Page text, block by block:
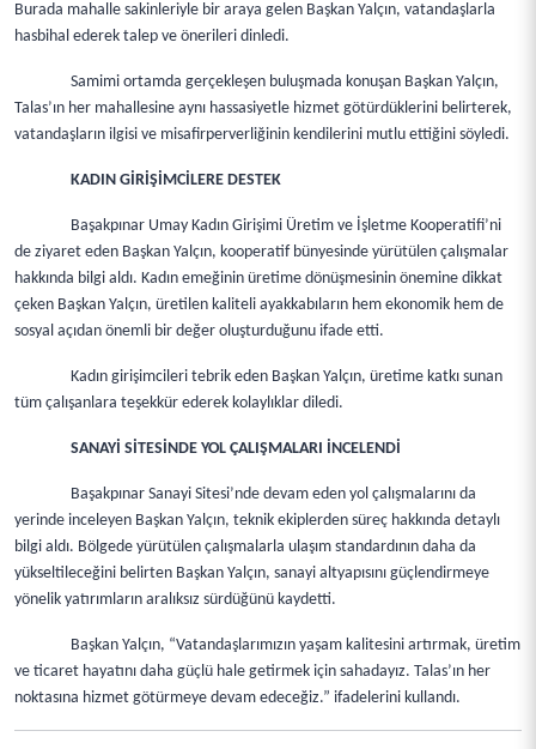
Burada mahalle sakinleriyle bir araya gelen Başkan Yalçın, vatandaşlarla
hasbihal ederek talep ve önerileri dinledi.
Samimi ortamda gerçekleşen buluşmada konuşan Başkan Yalçın,
Talas’ın her mahallesine aynı hassasiyetle hizmet götürdüklerini belirterek,
vatandaşların ilgisi ve misafirperverliğinin kendilerini mutlu ettiğini söyledi.
KADIN GİRİŞİMCİLERE DESTEK
Başakpınar Umay Kadın Girişimi Üretim ve İşletme Kooperatifi’ni
de ziyaret eden Başkan Yalçın, kooperatif bünyesinde yürütülen çalışmalar
hakkında bilgi aldı. Kadın emeğinin üretime dönüşmesinin önemine dikkat
çeken Başkan Yalçın, üretilen kaliteli ayakkabıların hem ekonomik hem de
sosyal açıdan önemli bir değer oluşturduğunu ifade etti.
Kadın girişimcileri tebrik eden Başkan Yalçın, üretime katkı sunan
tüm çalışanlara teşekkür ederek kolaylıklar diledi.
SANAYİ SİTESİNDE YOL ÇALIŞMALARI İNCELENDİ
Başakpınar Sanayi Sitesi’nde devam eden yol çalışmalarını da
yerinde inceleyen Başkan Yalçın, teknik ekiplerden süreç hakkında detaylı
bilgi aldı. Bölgede yürütülen çalışmalarla ulaşım standardının daha da
yükseltileceğini belirten Başkan Yalçın, sanayi altyapısını güçlendirmeye
yönelik yatırımların aralıksız sürdüğünü kaydetti.
Başkan Yalçın, “Vatandaşlarımızın yaşam kalitesini artırmak, üretim
ve ticaret hayatını daha güçlü hale getirmek için sahadayız. Talas’ın her
noktasına hizmet götürmeye devam edeceğiz.” ifadelerini kullandı.